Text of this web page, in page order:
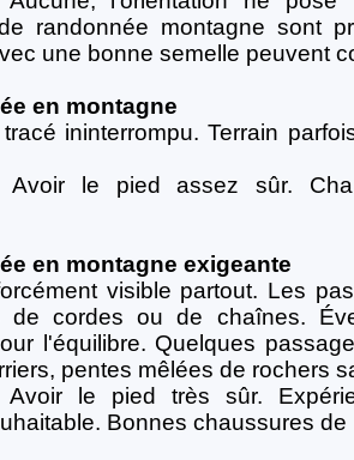
randonnée montagne sont
une bonne semelle peuvent
en montagne
ininterrompu. Terrain
Avoir le pied assez sûr.
en montagne exigeante
visible partout. Les
de cordes ou de chaînes.
l'équilibre. Quelques
pentes mêlées de rochers
Avoir le pied très sûr.
Bonnes chaussures de